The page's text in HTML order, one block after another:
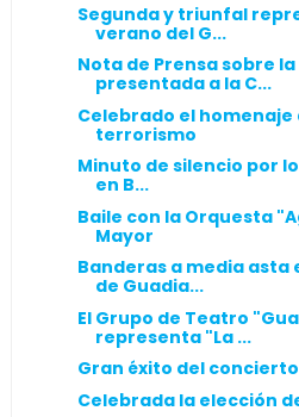
Segunda y triunfal
verano del G...
Nota de Prensa sobre
presentada a la C...
Celebrado el
terrorismo
Minuto de silencio por
en B...
Baile con la Orquesta
Mayor
Banderas a media asta
de Guadia...
El Grupo de Teatro
representa "La ...
Gran éxito del concierto
Celebrada la elección